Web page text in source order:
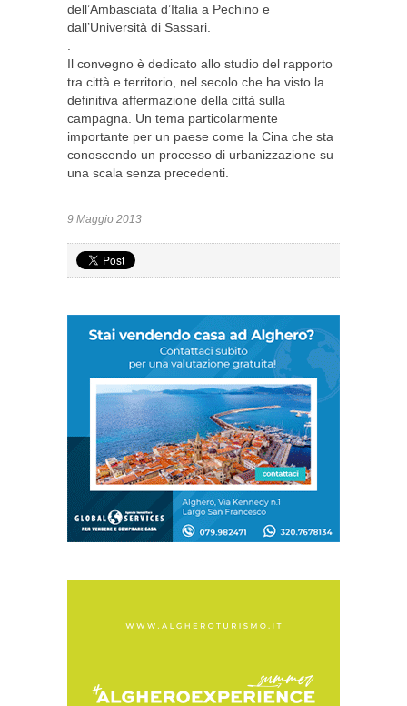
dell’Ambasciata d’Italia a Pechino e
dall’Università di Sassari.
Il convegno è dedicato allo studio del rapporto
tra città e territorio, nel secolo che ha visto la
definitiva affermazione della città sulla
campagna. Un tema particolarmente
importante per un paese come la Cina che sta
conoscendo un processo di urbanizzazione su
una scala senza precedenti.
9 Maggio 2013